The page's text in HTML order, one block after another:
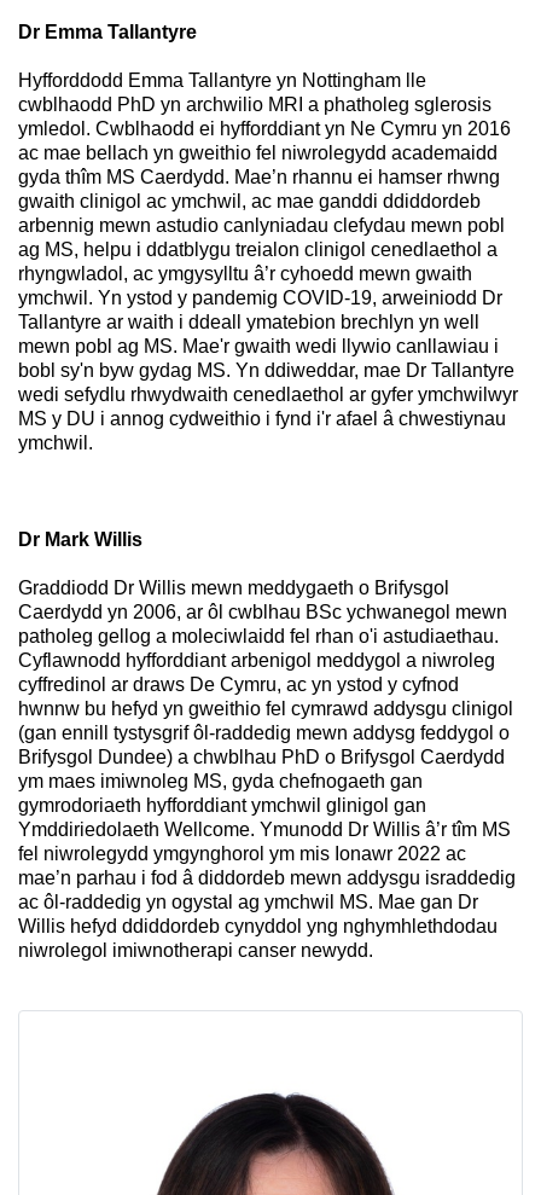
Dr Emma Tallantyre
Hyfforddodd Emma Tallantyre yn Nottingham lle
cwblhaodd PhD yn archwilio MRI a phatholeg sglerosis
ymledol. Cwblhaodd ei hyfforddiant yn Ne Cymru yn 2016
ac mae bellach yn gweithio fel niwrolegydd academaidd
gyda thîm MS Caerdydd. Mae’n rhannu ei hamser rhwng
gwaith clinigol ac ymchwil, ac mae ganddi ddiddordeb
arbennig mewn astudio canlyniadau clefydau mewn pobl
ag MS, helpu i ddatblygu treialon clinigol cenedlaethol a
rhyngwladol, ac ymgysylltu â’r cyhoedd mewn gwaith
ymchwil. Yn ystod y pandemig COVID-19, arweiniodd Dr
Tallantyre ar waith i ddeall ymatebion brechlyn yn well
mewn pobl ag MS. Mae'r gwaith wedi llywio canllawiau i
bobl sy'n byw gydag MS. Yn ddiweddar, mae Dr Tallantyre
wedi sefydlu rhwydwaith cenedlaethol ar gyfer ymchwilwyr
MS y DU i annog cydweithio i fynd i'r afael â chwestiynau
ymchwil.
Dr Mark Willis
Graddiodd Dr Willis mewn meddygaeth o Brifysgol
Caerdydd yn 2006, ar ôl cwblhau BSc ychwanegol mewn
patholeg gellog a moleciwlaidd fel rhan o'i astudiaethau.
Cyflawnodd hyfforddiant arbenigol meddygol a niwroleg
cyffredinol ar draws De Cymru, ac yn ystod y cyfnod
hwnnw bu hefyd yn gweithio fel cymrawd addysgu clinigol
(gan ennill tystysgrif ôl-raddedig mewn addysg feddygol o
Brifysgol Dundee) a chwblhau PhD o Brifysgol Caerdydd
ym maes imiwnoleg MS, gyda chefnogaeth gan
gymrodoriaeth hyfforddiant ymchwil glinigol gan
Ymddiriedolaeth Wellcome. Ymunodd Dr Willis â’r tîm MS
fel niwrolegydd ymgynghorol ym mis Ionawr 2022 ac
mae’n parhau i fod â diddordeb mewn addysgu israddedig
ac ôl-raddedig yn ogystal ag ymchwil MS. Mae gan Dr
Willis hefyd ddiddordeb cynyddol yng nghymhlethdodau
niwrolegol imiwnotherapi canser newydd.